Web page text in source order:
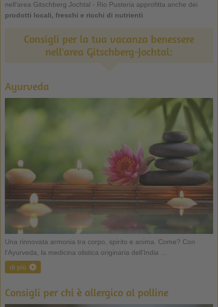
nell'area Gitschberg Jochtal - Rio Pusteria approfitta anche dei
prodotti locali, freschi e ricchi di nutrienti.
Consigli per la tua vacanza benessere
nell'area Gitschberg-Jochtal:
Ayurveda
Una rinnovata armonia tra corpo, spirito e anima. Come? Con
l'Ayurveda, la medicina olistica originaria dell'India ...
di più
Consigli per chi è allergico al polline